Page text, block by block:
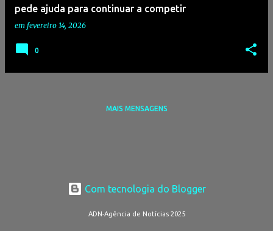
pede ajuda para continuar a competir
em fevereiro 14, 2026
0
MAIS MENSAGENS
Com tecnologia do Blogger
ADN-Agência de Notícias 2025